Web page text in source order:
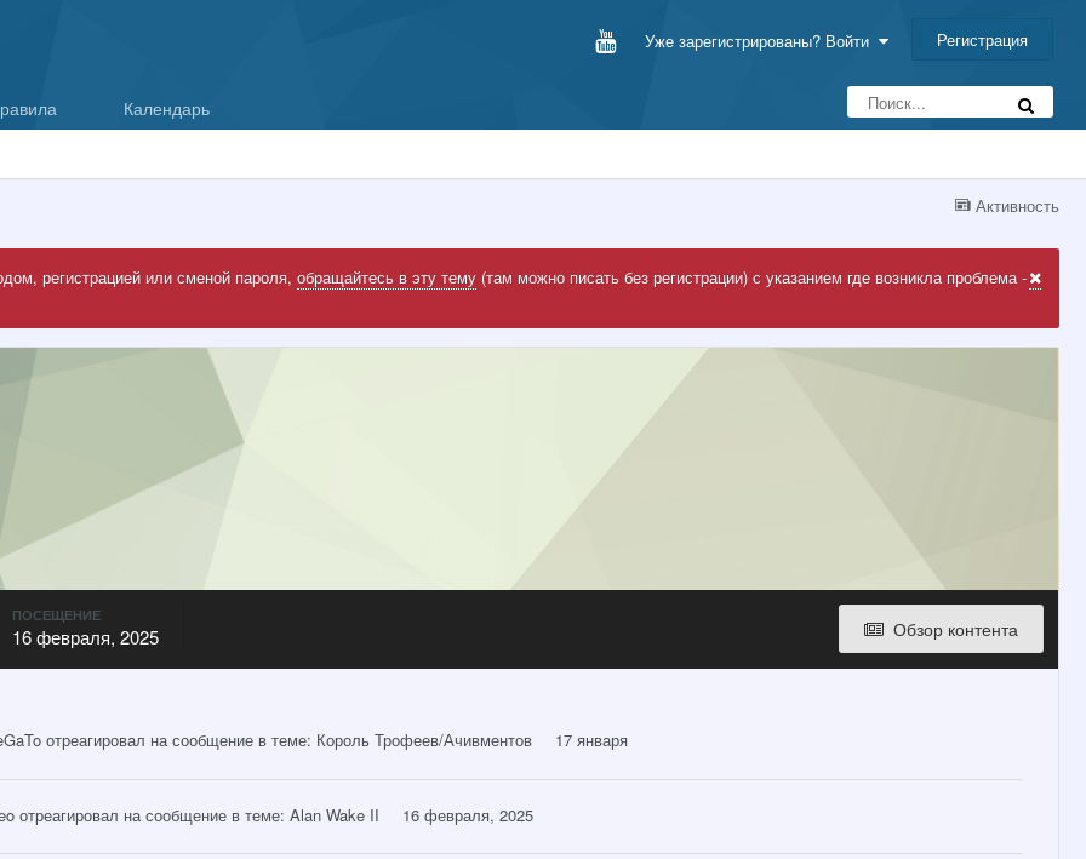
Уже зарегистрированы? Войти Регистрация
Календарь
Активность
регистрацией или сменой пароля, обращайтесь в эту тему(там можно писать без регистрации) с указанием где возникла проблема -
Обзор контента
ПОСЕЩЕНИЕ
16 февраля, 2025
отреагировал на сообщение в теме: Король Трофеев/Ачивментов 17 января
отреагировал на сообщение в теме: Alan Wake II 16 февраля, 2025